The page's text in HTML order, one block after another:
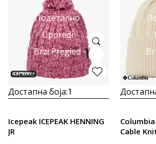
Подетално
Uporedi
Brzi Pregled
Достапна боја:1
Icepeak ICEPEAK HENNING
JR
Cable